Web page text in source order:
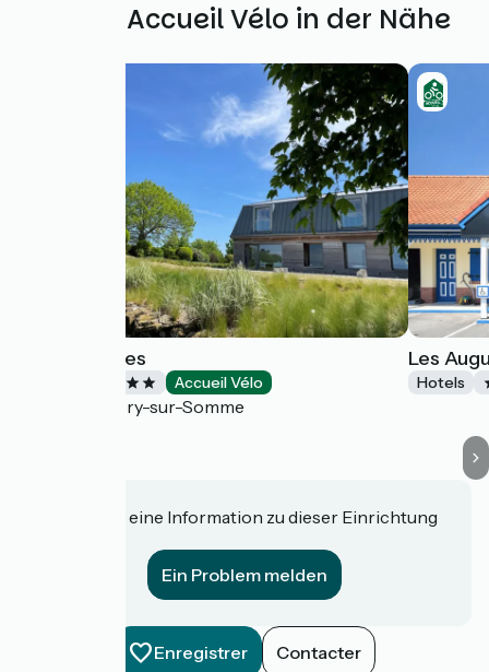
Weitere Accueil Vélo in der Nähe
Les Corderies
Accueil Vélo
Saint-Valery-sur-Somme
Les
Hotels
Haben Sie eine Information zu dieser Einrichtung
Ein Problem melden
Enregistrer Contacter